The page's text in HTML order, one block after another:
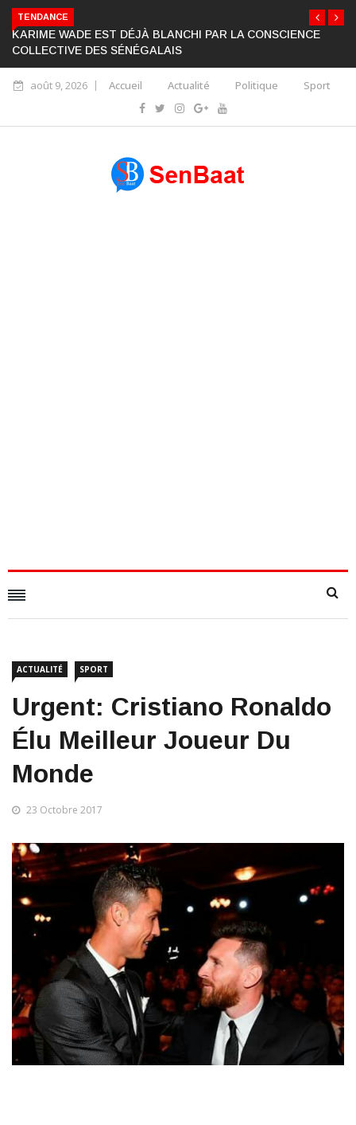
TENDANCE
KARIME WADE EST DÉJÀ BLANCHI PAR LA CONSCIENCE
COLLECTIVE DES SÉNÉGALAIS
août 9, 2026 Accueil Actualité Politique Sport
ACTUALITÉ SPORT
Urgent: Cristiano Ronaldo
Élu Meilleur Joueur Du
Monde
23 Octobre 2017